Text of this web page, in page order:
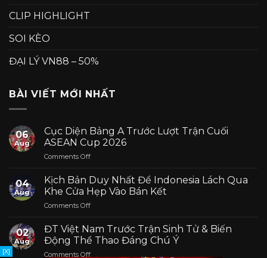
CLIP HIGHLIGHT
SOI KÈO
ĐẠI LÝ VN88 – 50%
BÀI VIẾT MỚI NHẤT
06
Aug
Cục Diện Bảng A Trước Lượt Trận Cuối
ASEAN Cup 2026
Comments Offon
Diện
Bảng
A
Trước
Trận
Cuối
04
Aug
Kịch Bản Duy Nhất Để Indonesia Lách Qua
Khe Cửa Hẹp Vào Bán Kết
Comments Offon
Duy
Nhất
Để
02
Aug
ĐT Việt Nam Trước Trận Sinh Tử & Biến
Động Thể Thao Đáng Chú Ý
Comments Offon
[X]